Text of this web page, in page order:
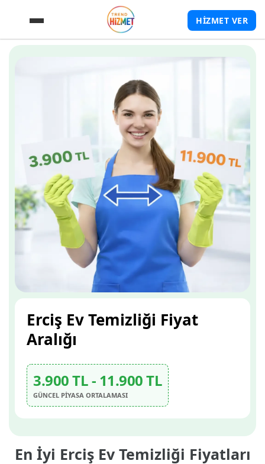
HİZMET VER
En İyi Erciş Ev Temizliği Fiyatları
Erciş Ev Temizliği Fiyat
Aralığı
3.900 TL - 11.900 TL
GÜNCEL PİYASA ORTALAMASI